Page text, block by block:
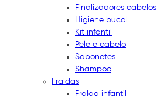
Finalizadores cabelos
Higiene bucal
Kit infantil
Pele e cabelo
Sabonetes
Shampoo
Fraldas
Fralda infantil